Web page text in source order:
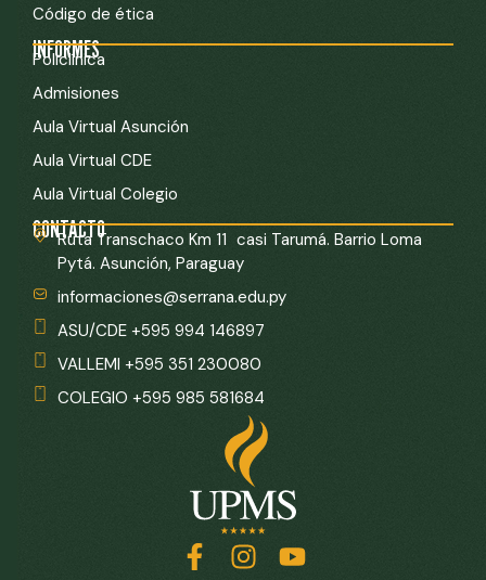
Código de ética
INFORMES
Policlínica
Admisiones
Aula Virtual Asunción
Aula Virtual CDE
Aula Virtual Colegio
CONTACTO
Ruta Transchaco Km 11 casi Tarumá. Barrio Loma
Pytá. Asunción, Paraguay
informaciones@serrana.edu.py
ASU/CDE +595 994 146897
VALLEMI +595 351 230080
COLEGIO +595 985 581684